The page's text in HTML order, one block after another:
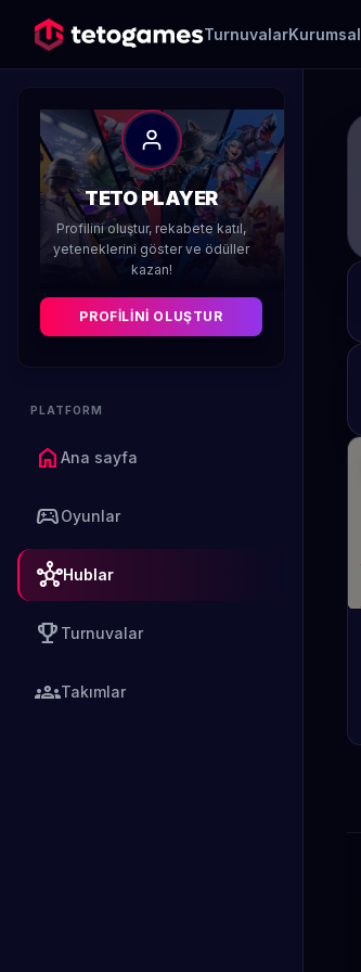
TurnuvalarKurumsal
TETO PLAYER
Profilini oluştur, rekabete katıl,
yeteneklerini göster ve ödüller
kazan!
PROFILINI OLUŞTUR
PLATFORM
home Ana sayfa
sports_esportsOyunlar
hubHublar
emoji_events Turnuvalar
groupsTakımlar